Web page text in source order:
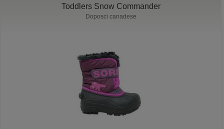
Toddlers Snow Commander
Doposci canadese